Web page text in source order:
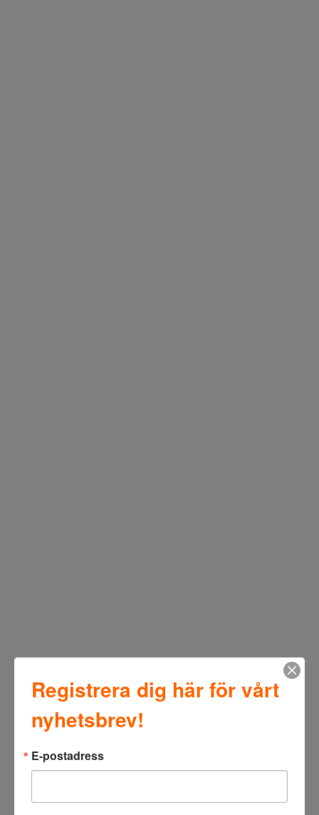
Registrera dig här för vårt
nyhetsbrev!
E-postadress